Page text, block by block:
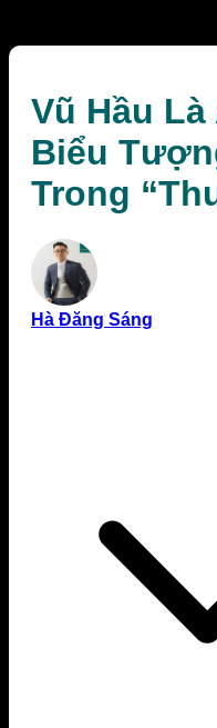
Vũ Hầu
Biểu
Trong
Hà Đăng Sáng